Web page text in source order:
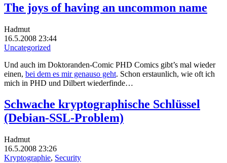
The joys of having an uncommon name
Hadmut
16.5.2008 23:44
Uncategorized
Und auch im Doktoranden-Comic PHD Comics gibt’s mal wieder
einen, bei dem es mir genauso geht. Schon erstaunlich, wie oft ich
mich in PHD und Dilbert wiederfinde…
Schwache kryptographische Schlüssel
(Debian-SSL-Problem)
Hadmut
16.5.2008 23:26
Kryptographie, Security